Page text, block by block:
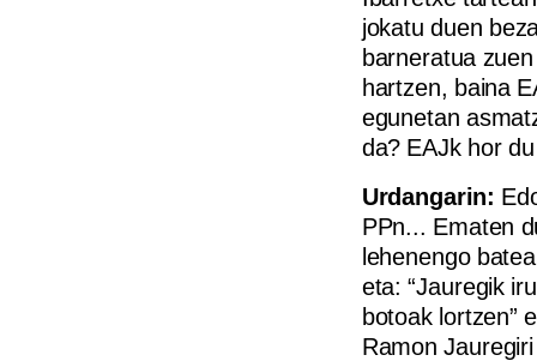
jokatu duen
barneratua
hartzen, baina
egunetan
da? EAJk hor
Urdangarin:
PPn... Ematen
lehenengo
eta: “Jauregik
botoak lortzen”
Ramon